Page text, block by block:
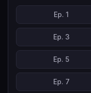
Ep. 1
Ep. 3
Ep. 5
Ep. 7